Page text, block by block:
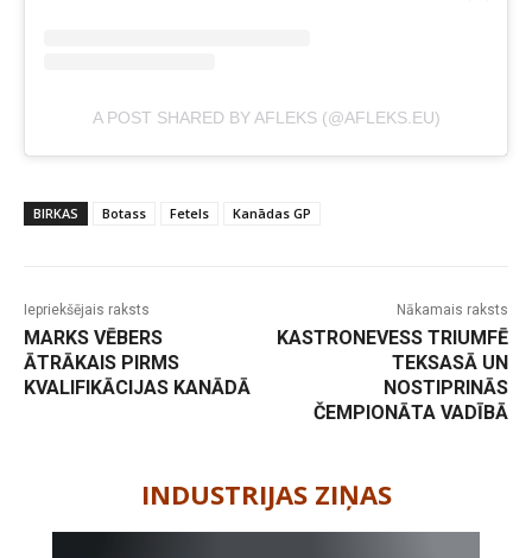
A POST SHARED BY AFLEKS (@AFLEKS.EU)
BIRKAS Botass Fetels Kanādas GP
Iepriekšējais raksts
MARKS VĒBERS
ĀTRĀKAIS PIRMS
KVALIFIKĀCIJAS KANĀDĀ
Nākamais raksts
KASTRONEVESS TRIUMFĒ
TEKSASĀ UN
NOSTIPRINĀS
ČEMPIONĀTA VADĪBĀ
INDUSTRIJAS ZIŅAS